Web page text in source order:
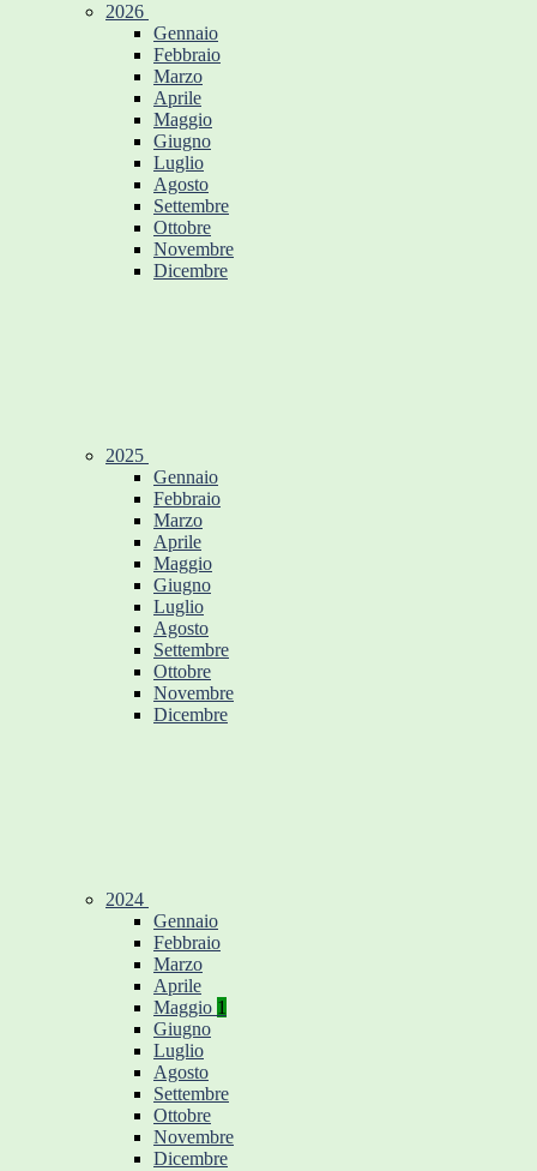
2026
Gennaio
Febbraio
Marzo
Aprile
Maggio
Giugno
Luglio
Agosto
Settembre
Ottobre
Novembre
Dicembre
2025
Gennaio
Febbraio
Marzo
Aprile
Maggio
Giugno
Luglio
Agosto
Settembre
Ottobre
Novembre
Dicembre
2024
Gennaio
Febbraio
Marzo
Aprile
Maggio 1
Giugno
Luglio
Agosto
Settembre
Ottobre
Novembre
Dicembre